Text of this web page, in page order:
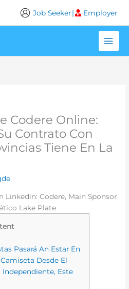
Job Seeker| Employer
Codere Online:
Contrato Con
Tiene En La
Linkedin: Codere, Main Sponsor
Lake Plate
Pasará An Estar En
Desde El
Este